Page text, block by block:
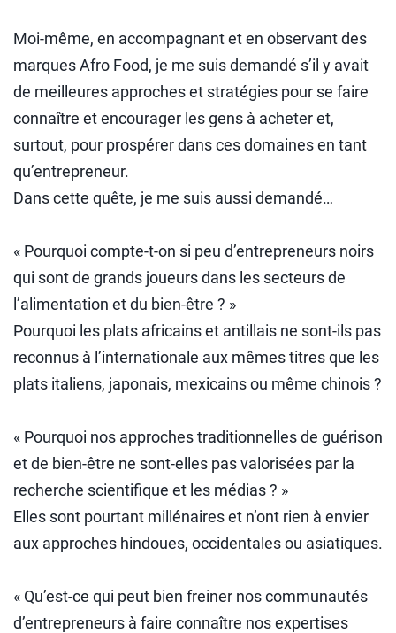
Moi-même, en accompagnant et en observant des
marques Afro Food, je me suis demandé s’il y avait
de meilleures approches et stratégies pour se faire
connaître et encourager les gens à acheter et,
surtout, pour prospérer dans ces domaines en tant
qu’entrepreneur.
Dans cette quête, je me suis aussi demandé…
« Pourquoi compte-t-on si peu d’entrepreneurs noirs
qui sont de grands joueurs dans les secteurs de
l’alimentation et du bien-être ? »
Pourquoi les plats africains et antillais ne sont-ils pas
reconnus à l’internationale aux mêmes titres que les
plats italiens, japonais, mexicains ou même chinois ?
« Pourquoi nos approches traditionnelles de guérison
et de bien-être ne sont-elles pas valorisées par la
recherche scientifique et les médias ? »
Elles sont pourtant millénaires et n’ont rien à envier
aux approches hindoues, occidentales ou asiatiques.
« Qu’est-ce qui peut bien freiner nos communautés
d’entrepreneurs à faire connaître nos expertises